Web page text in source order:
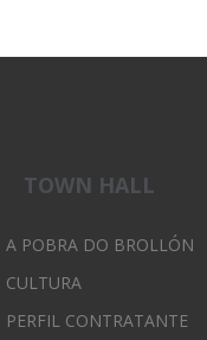
TOWN HALL
A POBRA DO BROLLÓN
CULTURA
PERFIL CONTRATANTE